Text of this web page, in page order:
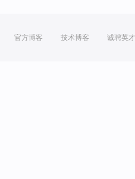
官方博客 技术博客 诚聘英才